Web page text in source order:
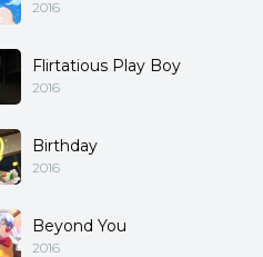
2016
Flirtatious Play Boy
2016
Birthday
2016
Beyond You
2016